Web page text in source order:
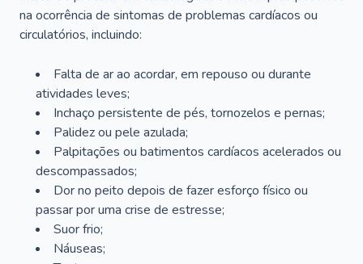
na ocorrência de sintomas de problemas cardíacos ou
circulatórios, incluindo:
Falta de ar ao acordar, em repouso ou durante
atividades leves;
Inchaço persistente de pés, tornozelos e pernas;
Palidez ou pele azulada;
Palpitações ou batimentos cardíacos acelerados ou
descompassados;
Dor no peito depois de fazer esforço físico ou
passar por uma crise de estresse;
Suor frio;
Náuseas;